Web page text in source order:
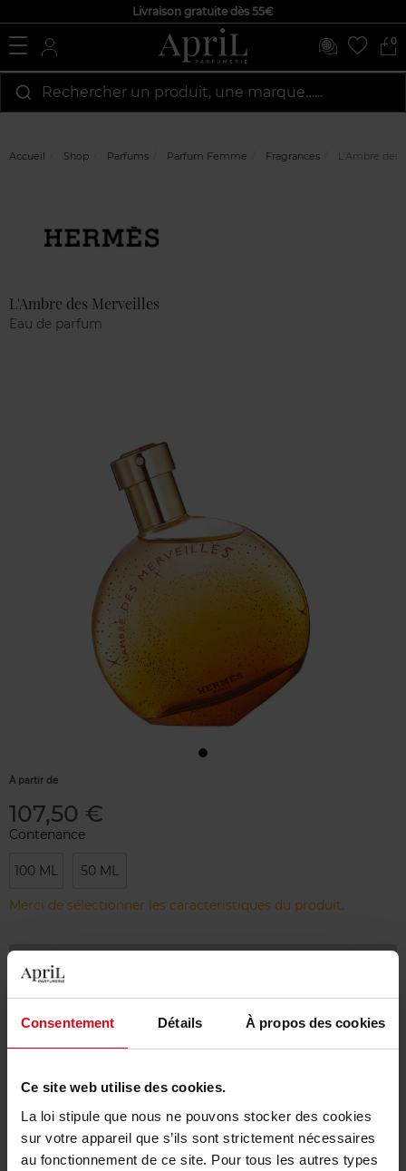
Consentement Détails À propos des cookies
Ce site web utilise des cookies.
La loi stipule que nous ne pouvons stocker des cookies
sur votre appareil que s’ils sont strictement nécessaires
au fonctionnement de ce site. Pour tous les autres types
Livraison gratuite dès 55€
0
Rechercher un produit, une marque…...
Accueil Shop Parfums Parfum Femme Fragrances L'Ambre des
L'Ambre des Merveilles
Eau de parfum
À partir de
107,50 €
Contenance
100 ML 50 ML
Merci de sélectionner les caractéristiques du produit.
Livraison gratuite à partir de 55€
Retour gratuit dans votre magasin